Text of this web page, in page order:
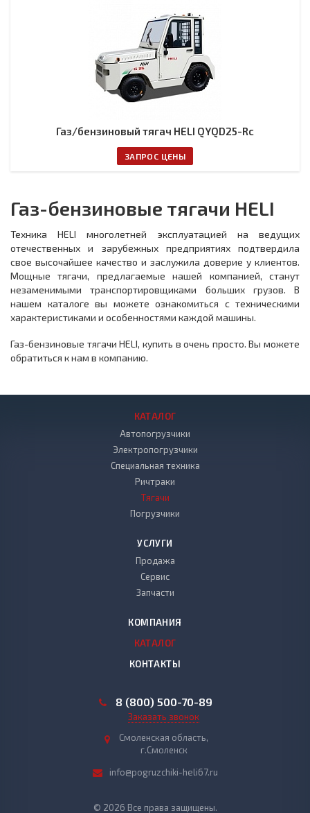
Газ/бензиновый тягач HELI QYQD25-Rc
ЗАПРОС ЦЕНЫ
Газ-бензиновые тягачи HELI
Техника HELI многолетней эксплуатацией на ведущих
отечественных и зарубежных предприятиях подтвердила
свое высочайшее качество и заслужила доверие у клиентов.
Мощные тягачи, предлагаемые нашей компанией, станут
незаменимыми транспортировщиками больших грузов. В
нашем каталоге вы можете ознакомиться с техническими
характеристиками и особенностями каждой машины.
Газ-бензиновые тягачи HELI, купить в очень просто. Вы можете
обратиться к нам в компанию.
КАТАЛОГ
Автопогрузчики
Электропогрузчики
Специальная техника
Ричтраки
Тягачи
Погрузчики
УСЛУГИ
Продажа
Сервис
Запчасти
КОМПАНИЯ
КАТАЛОГ
КОНТАКТЫ
8 (800) 500-70-89
Заказать звонок
Смоленская область,
г.Смоленск
info@pogruzchiki-heli67.ru
© 2026 Все права защищены.